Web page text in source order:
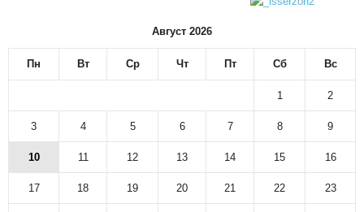
Август 2026
Пн Вт Ср Чт Пт Сб Вс
1 2
3 4 5 6 7 8 9
10 11 12 13 14 15 16
17 18 19 20 21 22 23